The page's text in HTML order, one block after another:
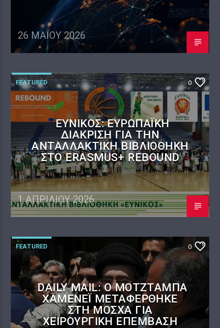
26 ΜΑΪ́ΟΥ 2026
FEATURED 0
ΕΎΝΙΚΟΣ: ΕΥΡΩΠΑΪΚΉ
ΔΙΆΚΡΙΣΗ ΓΙΑ ΤΗΝ
ΑΝΤΑΛΛΑΚΤΙΚΉ ΒΙΒΛΙΟΘΉΚΗ
ΣΤΟ ERASMUS+ REBOUND
1 ΑΠΡΙΛΊΟΥ 2026
FEATURED 0
DAILY MAIL: Ο ΜΟΤΖΤΆΜΠΑ
ΧΑΜΕΝΕΪ́ ΜΕΤΑΦΈΡΘΗΚΕ
ΣΤΗ ΜΌΣΧΑ ΓΙΑ
ΧΕΙΡΟΥΡΓΙΚΉ ΕΠΈΜΒΑΣΗ